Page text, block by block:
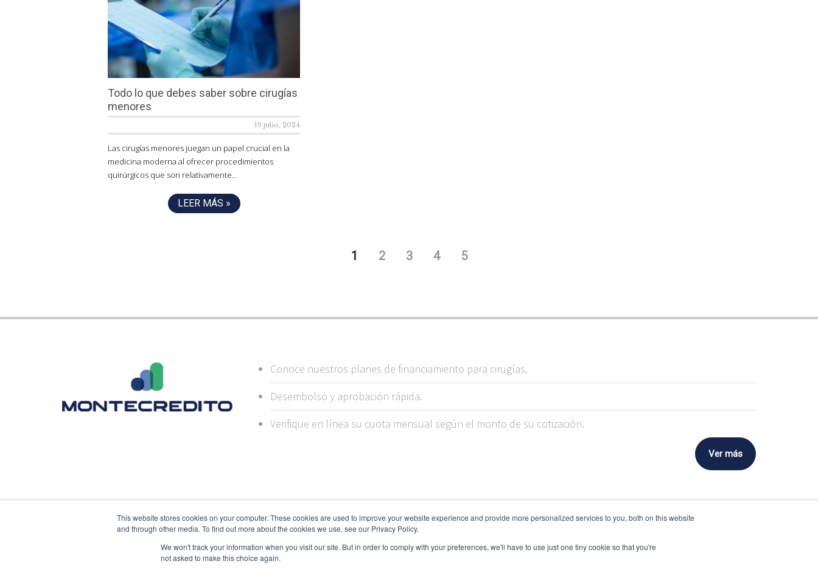
This website stores cookies on your computer. These cookies are used to improve your website experience and provide more personalized services to you, both on this website
and through other media. To find out more about the cookies we use, see our Privacy Policy.
We won't track your information when you visit our site. But in order to comply with your preferences, we'll have to use just one tiny cookie so that you're
not asked to make this choice again.
Todo lo que debes saber sobre cirugías
menores
19 julio, 2024
Las cirugías menores juegan un papel crucial en la
medicina moderna al ofrecer procedimientos
quirúrgicos que son relativamente…
LEER MÁS »
1 2 3 4 5
Conoce nuestros planes de financiamiento para cirugías.
Desembolso y aprobación rápida.
Verifique en línea su cuota mensual según el monto de su cotización.
Ver más